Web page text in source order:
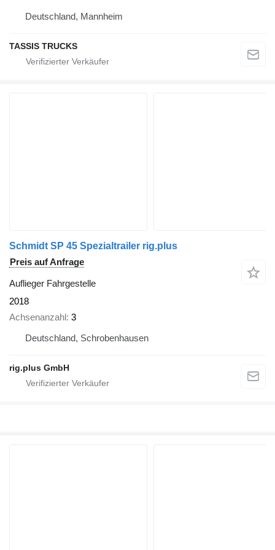
Deutschland, Mannheim
TASSIS TRUCKS
Schmidt SP 45 Spezialtrailer rig.plus
Preis auf Anfrage
Auflieger Fahrgestelle
2018
Achsenanzahl 3
Deutschland, Schrobenhausen
rig.plus GmbH